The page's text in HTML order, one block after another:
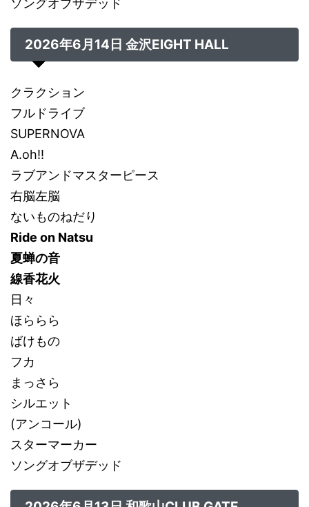
2026年6月14日 金沢EIGHT HALL
クラクション
フルドライブ
SUPERNOVA
A.oh!!
ラブアンドマスターピース
右脳左脳
ないものねだり
Ride on Natsu
夏蝉の音
線香花火
日々
ほららら
ばけもの
フカ
まっさら
シルエット
(アンコール)
スターマーカー
ソングオブザデッド